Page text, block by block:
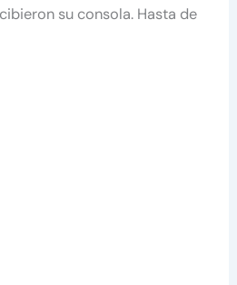
su consola. Hasta de